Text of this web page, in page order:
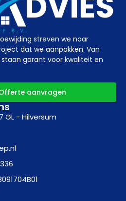
streven we naar
dat we aanpakken. Van
garant voor kwaliteit en
aanvragen
GL - Hilversum